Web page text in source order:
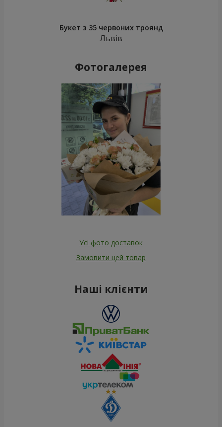
Букет з 35 червоних троянд
Львів
Фотогалерея
Усі фото доставок
Замовити цей товар
Наші клієнти